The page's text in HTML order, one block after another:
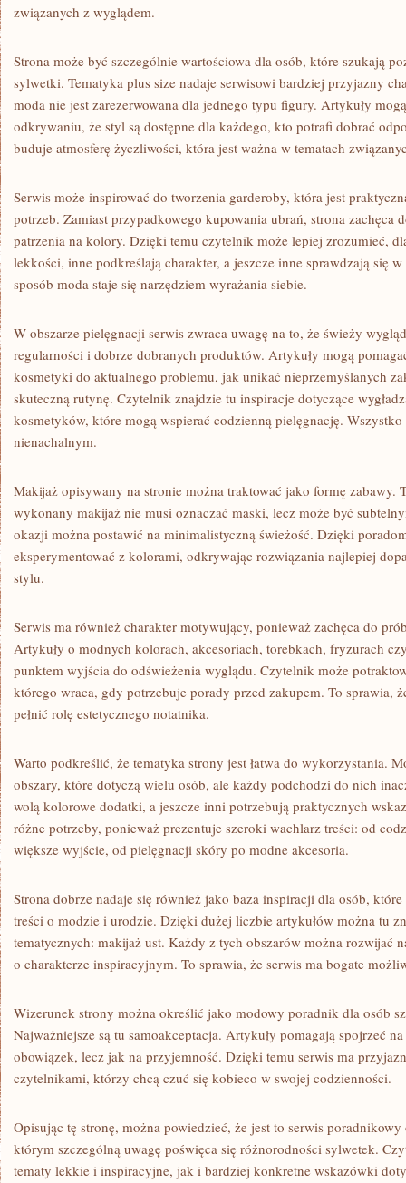
związanych z wyglądem.
Strona może być szczególnie wartościowa dla osób, które szukają
sylwetki. Tematyka plus size nadaje serwisowi bardziej przyjazny
moda nie jest zarezerwowana dla jednego typu figury. Artykuły
odkrywaniu, że styl są dostępne dla każdego, kto potrafi dobrać
buduje atmosferę życzliwości, która jest ważna w tematach
Serwis może inspirować do tworzenia garderoby, która jest
potrzeb. Zamiast przypadkowego kupowania ubrań, strona zachęca
patrzenia na kolory. Dzięki temu czytelnik może lepiej zrozumieć,
lekkości, inne podkreślają charakter, a jeszcze inne sprawdzają się
sposób moda staje się narzędziem wyrażania siebie.
W obszarze pielęgnacji serwis zwraca uwagę na to, że świeży
regularności i dobrze dobranych produktów. Artykuły mogą
kosmetyki do aktualnego problemu, jak unikać nieprzemyślanych
skuteczną rutynę. Czytelnik znajdzie tu inspiracje dotyczące
kosmetyków, które mogą wspierać codzienną pielęgnację.
nienachalnym.
Makijaż opisywany na stronie można traktować jako formę zabawy.
wykonany makijaż nie musi oznaczać maski, lecz może być
okazji można postawić na minimalistyczną świeżość. Dzięki
eksperymentować z kolorami, odkrywając rozwiązania najlepiej
stylu.
Serwis ma również charakter motywujący, ponieważ zachęca do
Artykuły o modnych kolorach, akcesoriach, torebkach, fryzurach
punktem wyjścia do odświeżenia wyglądu. Czytelnik może
którego wraca, gdy potrzebuje porady przed zakupem. To sprawia,
pełnić rolę estetycznego notatnika.
Warto podkreślić, że tematyka strony jest łatwa do wykorzystania.
obszary, które dotyczą wielu osób, ale każdy podchodzi do nich
wolą kolorowe dodatki, a jeszcze inni potrzebują praktycznych
różne potrzeby, ponieważ prezentuje szeroki wachlarz treści: od
większe wyjście, od pielęgnacji skóry po modne akcesoria.
Strona dobrze nadaje się również jako baza inspiracji dla osób,
treści o modzie i urodzie. Dzięki dużej liczbie artykułów można tu
tematycznych: makijaż ust. Każdy z tych obszarów można rozwijać
o charakterze inspiracyjnym. To sprawia, że serwis ma bogate
Wizerunek strony można określić jako modowy poradnik dla osób
Najważniejsze są tu samoakceptacja. Artykuły pomagają spojrzeć
obowiązek, lecz jak na przyjemność. Dzięki temu serwis ma
czytelnikami, którzy chcą czuć się kobieco w swojej codzienności.
Opisując tę stronę, można powiedzieć, że jest to serwis
którym szczególną uwagę poświęca się różnorodności sylwetek.
tematy lekkie i inspiracyjne, jak i bardziej konkretne wskazówki